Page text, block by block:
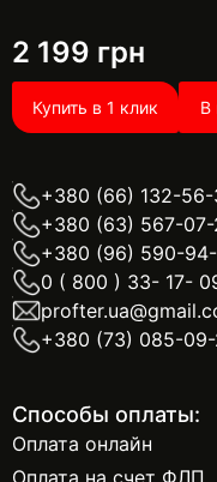
2 199 грн
Купить в 1 клик В
+380 (66) 132-56-
+380 (63) 567-07-
+380 (96) 590-
0 ( 800 ) 33- 17-
+380 (73) 085-
Способы оплаты:
Оплата онлайн
Оплата на счет ФЛП